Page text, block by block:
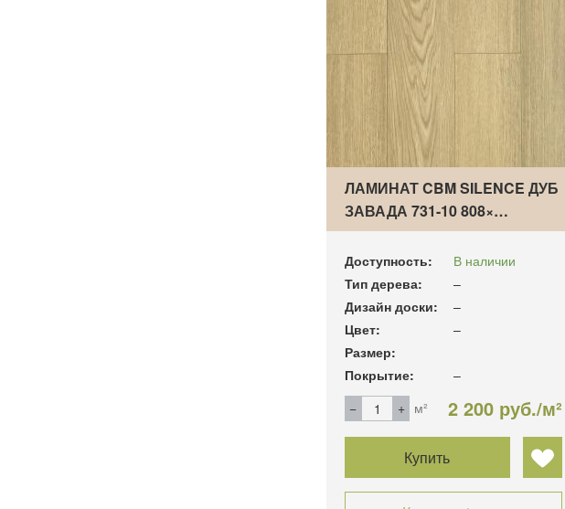
ЛАМИНАТ CBM SILENCE ДУБ
ЗАВАДА 731-10 808×…
Доступность:
В наличии
Тип дерева:
–
Дизайн доски:
–
Цвет:
–
Размер:
Покрытие:
–
м²
2 200 руб./м²
Купить